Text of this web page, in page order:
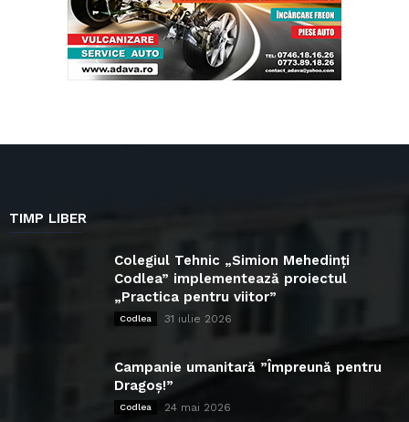
TIMP LIBER
Colegiul Tehnic „Simion Mehedinți
Codlea” implementează proiectul
„Practica pentru viitor”
Codlea 31 iulie 2026
Campanie umanitară ”Împreună pentru
Dragoș!”
Codlea 24 mai 2026